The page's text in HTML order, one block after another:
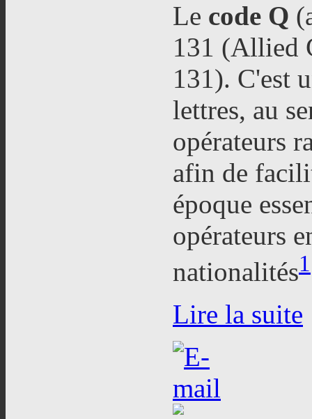
Le code Q
131 (Allied
131). C'est
lettres, au
opérateurs
afin de
époque
opérateurs
nationalités1
Lire la suite